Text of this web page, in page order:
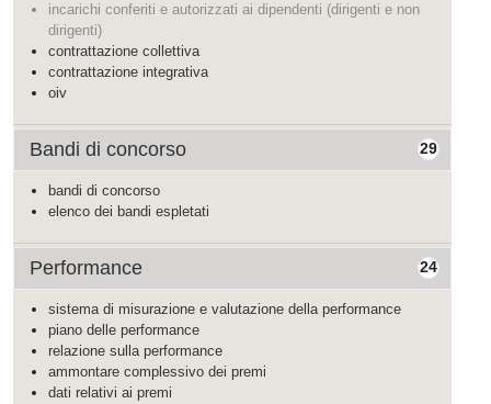
incarichi conferiti e autorizzati ai dipendenti (dirigenti e non
dirigenti)
contrattazione collettiva
contrattazione integrativa
oiv
29
Bandi di concorso
bandi di concorso
elenco dei bandi espletati
24
Performance
sistema di misurazione e valutazione della performance
piano delle performance
relazione sulla performance
ammontare complessivo dei premi
dati relativi ai premi